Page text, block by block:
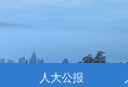
人大公报